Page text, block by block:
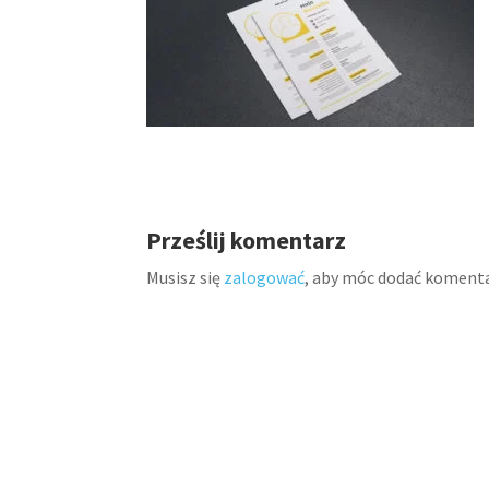
Prześlij komentarz
Musisz się zalogować, aby móc dodać